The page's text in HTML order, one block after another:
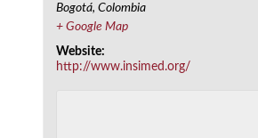
Bogotá, Colombia
+ Google Map
Website:
http://www.insimed.org/